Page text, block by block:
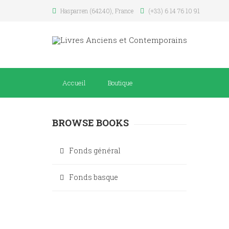
Hasparren (64240), France (+33) 6 14 76 10 91
Accueil Boutique
BROWSE BOOKS
Fonds général
Fonds basque